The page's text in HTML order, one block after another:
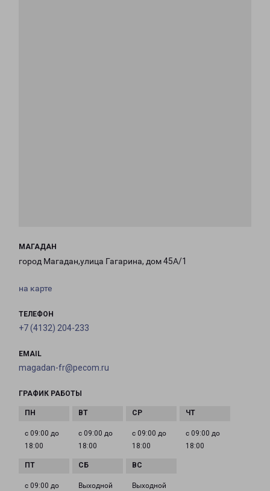
МАГАДАН
город Магадан,улица Гагарина, дом 45А/1
на карте
ТЕЛЕФОН
+7 (4132) 204-233
EMAIL
magadan-fr@pecom.ru
ГРАФИК РАБОТЫ
с 09:00 до
18:00
с 09:00 до
18:00
с 09:00 до
18:00
с 09:00 до
18:00
с 09:00 до
Выходной Выходной